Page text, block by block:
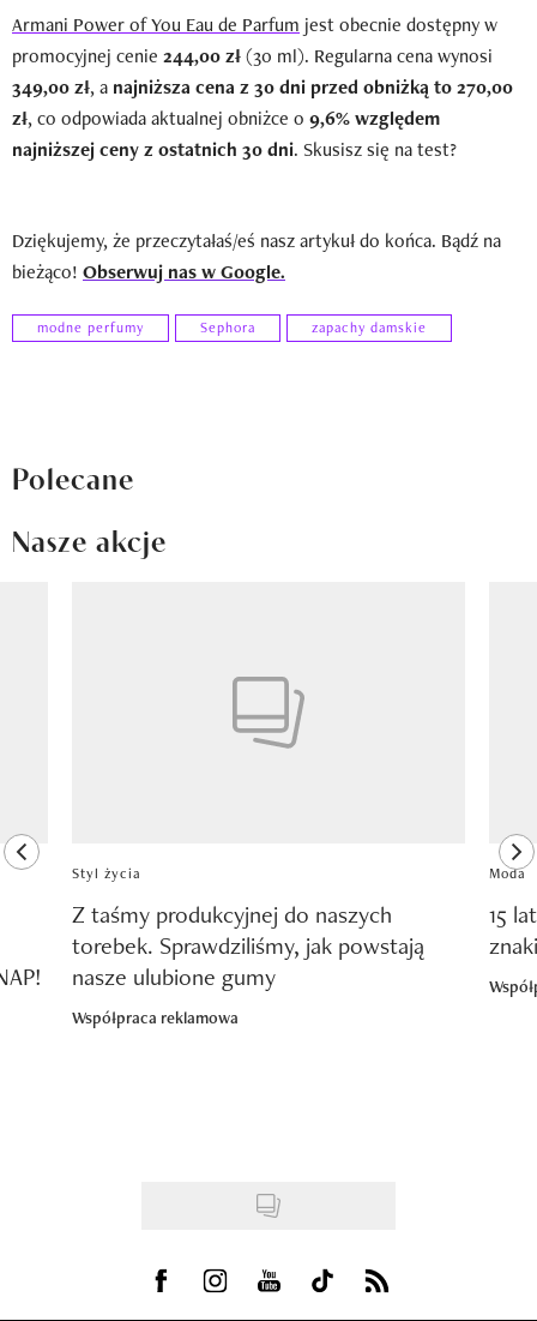
Armani Power of You Eau de Parfum jest obecnie dostępny w
promocyjnej cenie 244,00 zł(30 ml). Regularna cena wynosi
349,00 zł, a najniższa cena z 30 dni przed obniżką to 270,00
zł, co odpowiada aktualnej obniżce o 9,6% względem
najniższej ceny z ostatnich 30 dni. Skusisz się na test?
Dziękujemy, że przeczytałaś/eś nasz artykuł do końca. Bądź na
bieżąco! Obserwuj nas w Google.
modne perfumy Sephora zapachy damskie
Polecane
Nasze akcje
previous element
Styl życia
Z taśmy produkcyjnej do naszych
torebek. Sprawdziliśmy, jak powstają
nasze ulubione gumy
Współpraca reklamowa
Moda
15
Visit us on Facebook
Visit us on Instagram
Visit us on Youtube
Visit us on Tiktok
Visit us on Rss